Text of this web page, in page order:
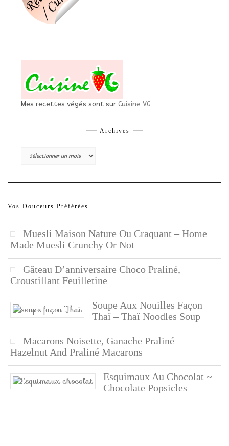
Mes recettes végés sont sur Cuisine VG
Archives
Archives
Vos Douceurs Préférées
Muesli Maison Nature Ou Craquant – Home
Made Muesli Crunchy Or Not
Gâteau D’anniversaire Choco Praliné,
Croustillant Feuilletine
Soupe Aux Nouilles Façon
Thaï – Thaï Noodles Soup
Macarons Noisette, Ganache Praliné –
Hazelnut And Praliné Macarons
Esquimaux Au Chocolat ~
Chocolate Popsicles